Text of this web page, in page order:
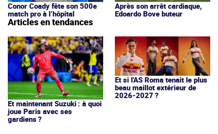
Conor Coady fête son 500e
match pro à l’hôpital
Après son arrêt cardiaque,
Edoardo Bove buteur
Articles en tendances
Et maintenant Suzuki : à quoi
joue Paris avec ses
gardiens ?
Et si l'AS Roma tenait le plus
beau maillot extérieur de
2026-2027 ?